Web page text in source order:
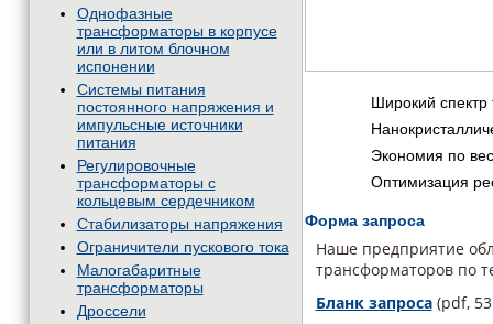
Однофазные
трансформаторы в корпусе
или в литом блочном
испонении
Системы питания
постоянного напряжения и
импульсные источники
питания
Регулировочные
трансформаторы с
кольцевым сердечником
Стабилизаторы напряжения
Ограничители пускового тока
Малогабаритные
трансформаторы
Дроссели
Широкий
Экономия по
Оптимизация
Форма запроса
Наше предприятие
трансформаторов по
Бланк запроса(pdf,